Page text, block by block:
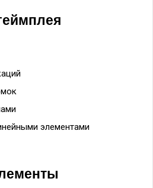
элементами